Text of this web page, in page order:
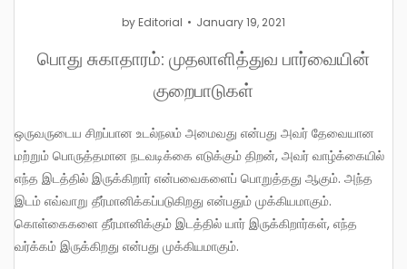
by Editorial January 19, 2021
பொது சுகாதாரம்: முதலாளித்துவ பார்வையின்
குறைபாடுகள்
ஒருவருடைய சிறப்பான உடல்நலம் அமைவது என்பது அவர் தேவையான
மற்றும் பொருத்தமான நடவடிக்கை எடுக்கும் திறன், அவர் வாழ்க்கையில்
எந்த இடத்தில் இருக்கிறார் என்பவைகளைப் பொறுத்தது ஆகும். அந்த
இடம் எவ்வாறு தீர்மானிக்கப்படுகிறது என்பதும் முக்கியமாகும்.
கொள்கைகளை தீர்மானிக்கும் இடத்தில் யார் இருக்கிறார்கள், எந்த
வர்க்கம் இருக்கிறது என்பது முக்கியமாகும்.